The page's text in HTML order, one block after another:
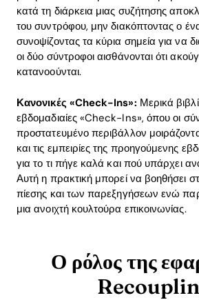
Home
Download
κατά τη διάρκεια μιας συζήτησης
του συντρόφου, μην διακόπτοντας ο
συνοψίζοντας τα κύρια σημεία για να
οι δύο σύντροφοι αισθάνονται ότι
κατανοούνται.
Κανονικές «Check-Ins»: Μερικά
εβδομαδιαίες «Check-Ins», όπου οι
προστατευμένο περιβάλλον
και τις εμπειρίες της προηγούμενης
για το τι πήγε καλά και πού υπάρχει
Αυτή η πρακτική μπορεί να βοηθήσει
πίεσης και των παρεξηγήσεων ενώ
μια ανοιχτή κουλτούρα επικοινωνίας.
Ο ρόλος της